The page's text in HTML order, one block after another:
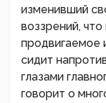
изменивший
воззрений,
продвигаемое
сидит
глазами
говорит о